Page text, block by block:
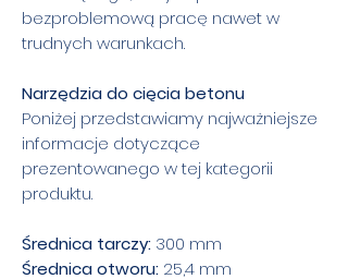
bezproblemową pracę nawet w
trudnych warunkach.
Narzędzia do cięcia betonu
Poniżej przedstawiamy najważniejsze
informacje dotyczące
prezentowanego w tej kategorii
produktu.
Średnica tarczy: 300 mm
Średnica otworu: 25,4 mm